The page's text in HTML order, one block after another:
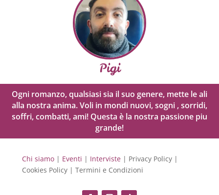
Pigi
Ogni romanzo, qualsiasi sia il suo genere, mette le ali
alla nostra anima. Voli in mondi nuovi, sogni , sorridi,
soffri, combatti, ami! Questa è la nostra passione piu
grande!
Chi siamo| Eventi | Interviste| Privacy Policy |
Cookies Policy | Termini e Condizioni